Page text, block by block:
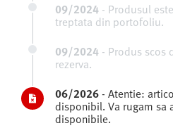
09/2024 - Produsul
treptata din portofoliu.
09/2024 - Produs scos
rezerva.
06/2026 - Atentie:
disponibil. Va rugam sa
disponibile.